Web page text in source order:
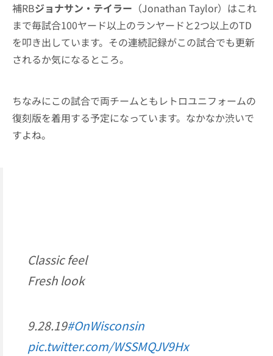
補RBジョナサン・テイラー （Jonathan Taylor）はこれ
まで毎試合100ヤード以上のランヤードと2つ以上のTD
を叩き出しています。その連続記録がこの試合でも更新
されるか気になるところ。
ちなみにこの試合で両チームともレトロユニフォームの
復刻版を着用する予定になっています。なかなか渋いで
すよね。
Classic feel
Fresh look
9.28.19#OnWisconsin
pic.twitter.com/WSSMQJV9Hx